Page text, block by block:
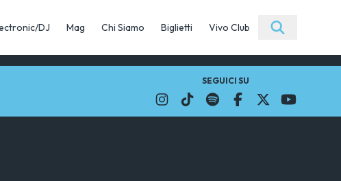
DJ Mag Chi Siamo Biglietti Vivo Club
SEGUICI SU